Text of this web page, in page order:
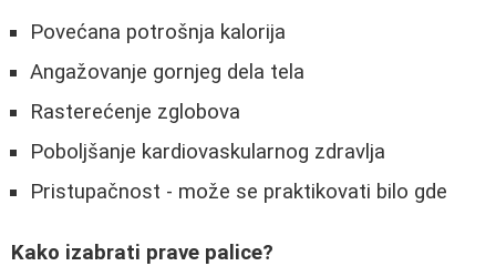
Povećana potrošnja kalorija
Angažovanje gornjeg dela tela
Rasterećenje zglobova
Poboljšanje kardiovaskularnog zdravlja
Pristupačnost - može se praktikovati bilo gde
Kako izabrati prave palice?